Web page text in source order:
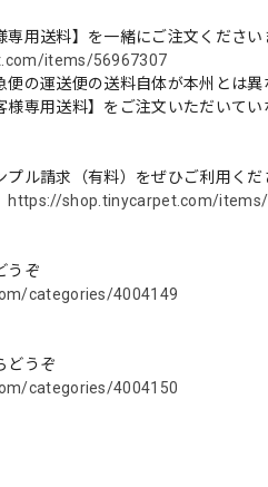
用送料】を一緒にご注文ください
items/56967307
の運送便の送料自体が本州とは異
専用送料】をご注文いただいてい
ル請求（有料）をぜひご利用くだ
https://shop.tinycarpet.com/
うぞ
categories/4004149
どうぞ
categories/4004150